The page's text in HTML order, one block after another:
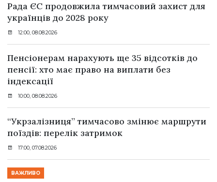
Рада ЄС продовжила тимчасовий захист для
українців до 2028 року
12:00, 08.08.2026
Пенсіонерам нарахують ще 35 відсотків до
пенсії: хто має право на виплати без
індексації
10:00, 08.08.2026
“Укрзалізниця” тимчасово змінює маршрути
поїздів: перелік затримок
17:00, 07.08.2026
ВАЖЛИВО